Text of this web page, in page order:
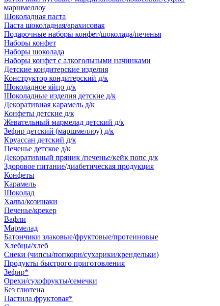
маршмеллоу
Шоколадная паста
Паста шоколадная/арахисовая
Подарочные наборы конфет/шоколада/печенья
Наборы конфет
Наборы шоколада
Наборы конфет с алкогольными начинками
Детские кондитерские изделия
Конструктор кондитерский д/к
Шоколадное яйцо д/к
Шоколадные изделия детские д/к
Декоративная карамель д/к
Конфеты детские д/к
Жевательный мармелад детский д/к
Зефир детский (маршмеллоу) д/к
Круассан детский д/к
Печенье детское д/к
Декоративный пряник /печенье/кейк попс д/к
Здоровое питание/диабетическая продукция
Конфеты
Карамель
Шоколад
Халва/козинаки
Печенье/крекер
Вафли
Мармелад
Батончики злаковые/фруктовые/протеиновые
Хлебцы/хлеб
Снеки (чипсы/попкорн/сухарики/крендельки)
Продукты быстрого приготовления
Зефир*
Орехи/сухофрукты/семечки
Без глютена
Пастила фруктовая*